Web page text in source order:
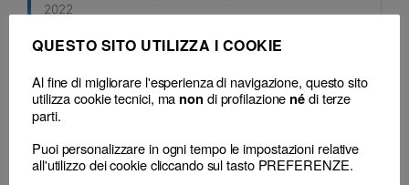
2022
SENTENZA
Procedimento disciplinare: l’addebito va
circostanziato con l’atto di approvazione del
capo di incolpazione
Consiglio Nazionale Forense (pres. Corona Patrizia, rel.
Di Maggio Vincenzo), sentenza n. 250 del 15 Maggio
QUESTO SITO UTILIZZA I COOKIE
Al fine di migliorare l'esperienza di navigazione, questo sito
utilizza cookie tecnici, ma non di profilazione nédi terze
parti.
Puoi personalizzare in ogni tempo le impostazioni relative
all'utilizzo dei cookie cliccando sul tasto PREFERENZE.